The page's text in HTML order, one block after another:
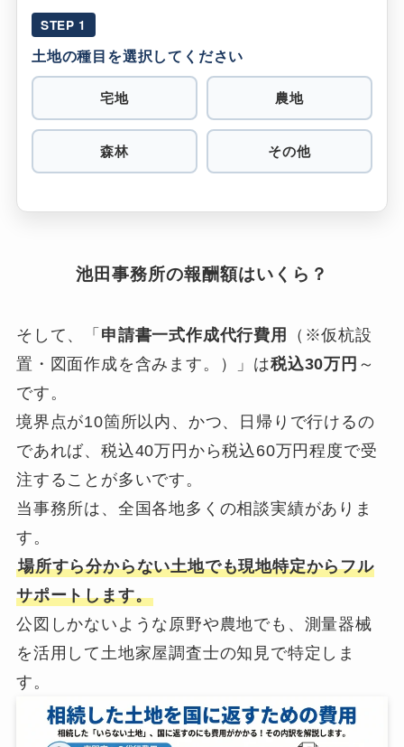
STEP 1
土地の種目を選択してください
宅地 農地
森林 その他
池田事務所の報酬額はいくら？
そして、「 申請書一式作成代行費用
（※仮杭設
置・図面作成を含みます。）」は税込30万円 ～
です。
境界点が10箇所以内、かつ、日帰りで行けるの
であれば、税込40万円から税込60万円程度で受
注することが多いです。
当事務所は、全国各地多くの相談実績がありま
す。
場所すら分からない土地でも現地特定からフル
サポートします。
公図しかないような原野や農地でも、測量器械
を活用して土地家屋調査士の知見で特定しま
す。